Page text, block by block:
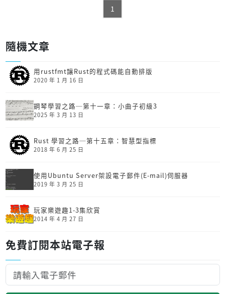
1
隨機文章
用rustfmt讓Rust的程式碼能自動排版
2020 年 1 月 16 日
鋼琴學習之路─第十一章：小曲子初級3
2025 年 3 月 13 日
Rust 學習之路─第十五章：智慧型指標
2018 年 6 月 25 日
使用Ubuntu Server架設電子郵件(E-mail)伺服器
2019 年 3 月 25 日
玩家樂遊趣1-3集欣賞
2014 年 4 月 27 日
免費訂閱本站電子報